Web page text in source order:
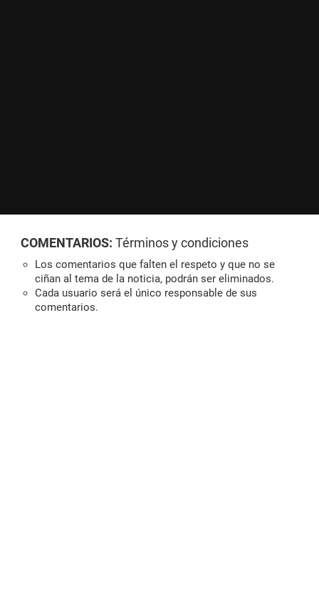
COMENTARIOS: Términos y condiciones
Los comentarios que falten el respeto y que no se
ciñan al tema de la noticia, podrán ser eliminados.
Cada usuario será el único responsable de sus
comentarios.